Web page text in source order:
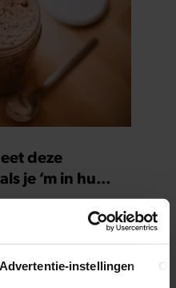
Advertentie-instellingen
deze
je ‘m in huis